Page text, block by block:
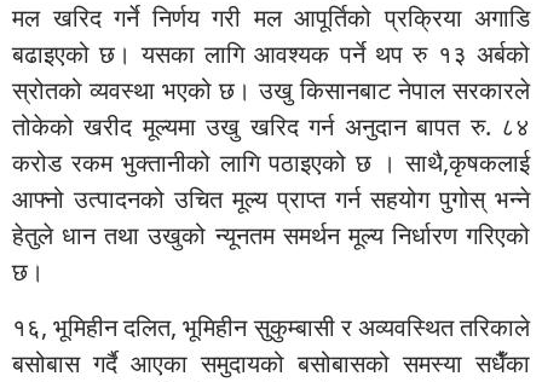
मल खरिद गर्ने निर्णय गरी मल आपूर्तिको प्रक्रिया अगाडि
बढाइएको छ। यसका लागि आवश्यक पर्ने थप रु १३ अर्बको
स्रोतको व्यवस्था भएको छ। उखु किसानबाट नेपाल सरकारले
तोकेको खरीद मूल्यमा उखु खरिद गर्न अनुदान बापत रु. ८४
करोड रकम भुक्तानीको लागि पठाइएको छ । साथै,कृषकलाई
आफ्नो उत्पादनको उचित मूल्य प्राप्त गर्न सहयोग पुगोस् भन्ने
हेतुले धान तथा उखुको न्यूनतम समर्थन मूल्य निर्धारण गरिएको
छ।
१६, भूमिहीन दलित, भूमिहीन सुकुम्बासी र अव्यवस्थित तरिकाले
बसोबास गर्दै आएका समुदायको बसोबासको समस्या सधैँका